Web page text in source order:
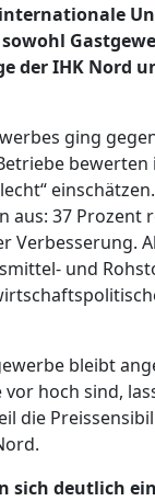
IHK Nord
ging
bewerten
aus: 37
Verbesserung.
und
bleibt
hoch sind,
die
sich deutlich ein